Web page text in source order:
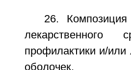
26.
лекарственного
профилактики и/
оболочек.